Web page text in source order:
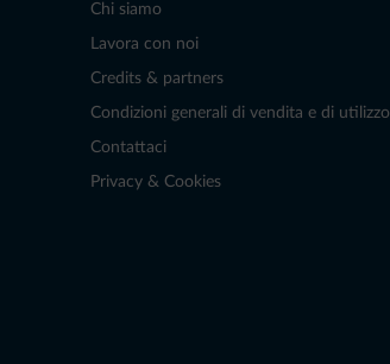
Chi siamo
Lavora con noi
Credits & partners
Condizioni generali di vendita e di utilizzo
Contattaci
Privacy & Cookies